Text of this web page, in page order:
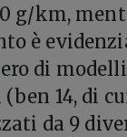
g/km,
è
di
14, di
da 9